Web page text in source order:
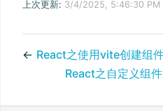
上次更新: 3/4/2025, 5:46:30 PM
← React之使用vite创建组
React之自定义组